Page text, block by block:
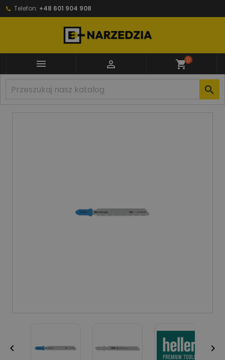
Telefon: +48 601 904 908
  shopping_cart0

 